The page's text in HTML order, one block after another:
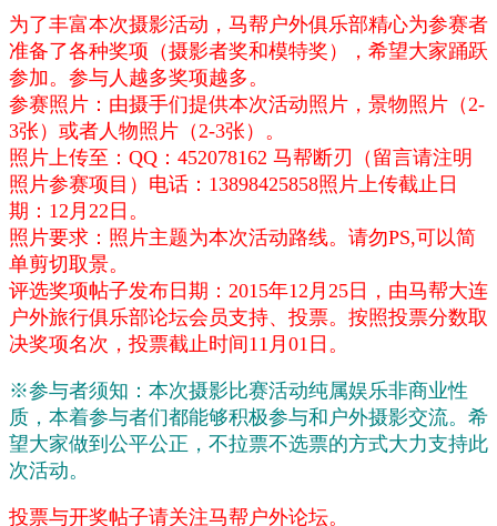
为了丰富本次摄影活动，马帮户外俱乐部精心为参赛者
准备了各种奖项（摄影者奖和模特奖），希望大家踊跃
参加。参与人越多奖项越多。
参赛照片：由摄手们提供本次活动照片，景物照片（2-
3张）或者人物照片（2-3张）。
照片上传至：QQ：452078162 马帮断刃 （留言请注明
照片参赛项目）电话：13898425858照片上传截止日
期：12月22日。
照片要求：照片主题为本次活动路线。请勿PS,可以简
单剪切取景。
评选奖项帖子发布日期：2015年12月25日，由马帮大连
户外旅行俱乐部论坛会员支持、投票。按照投票分数取
决奖项名次，投票截止时间11月01日。
※参与者须知：本次摄影比赛活动纯属娱乐非商业性
质，本着参与者们都能够积极参与和户外摄影交流。希
望大家做到公平公正，不拉票不选票的方式大力支持此
次活动。
投票与开奖帖子请关注马帮户外论坛。